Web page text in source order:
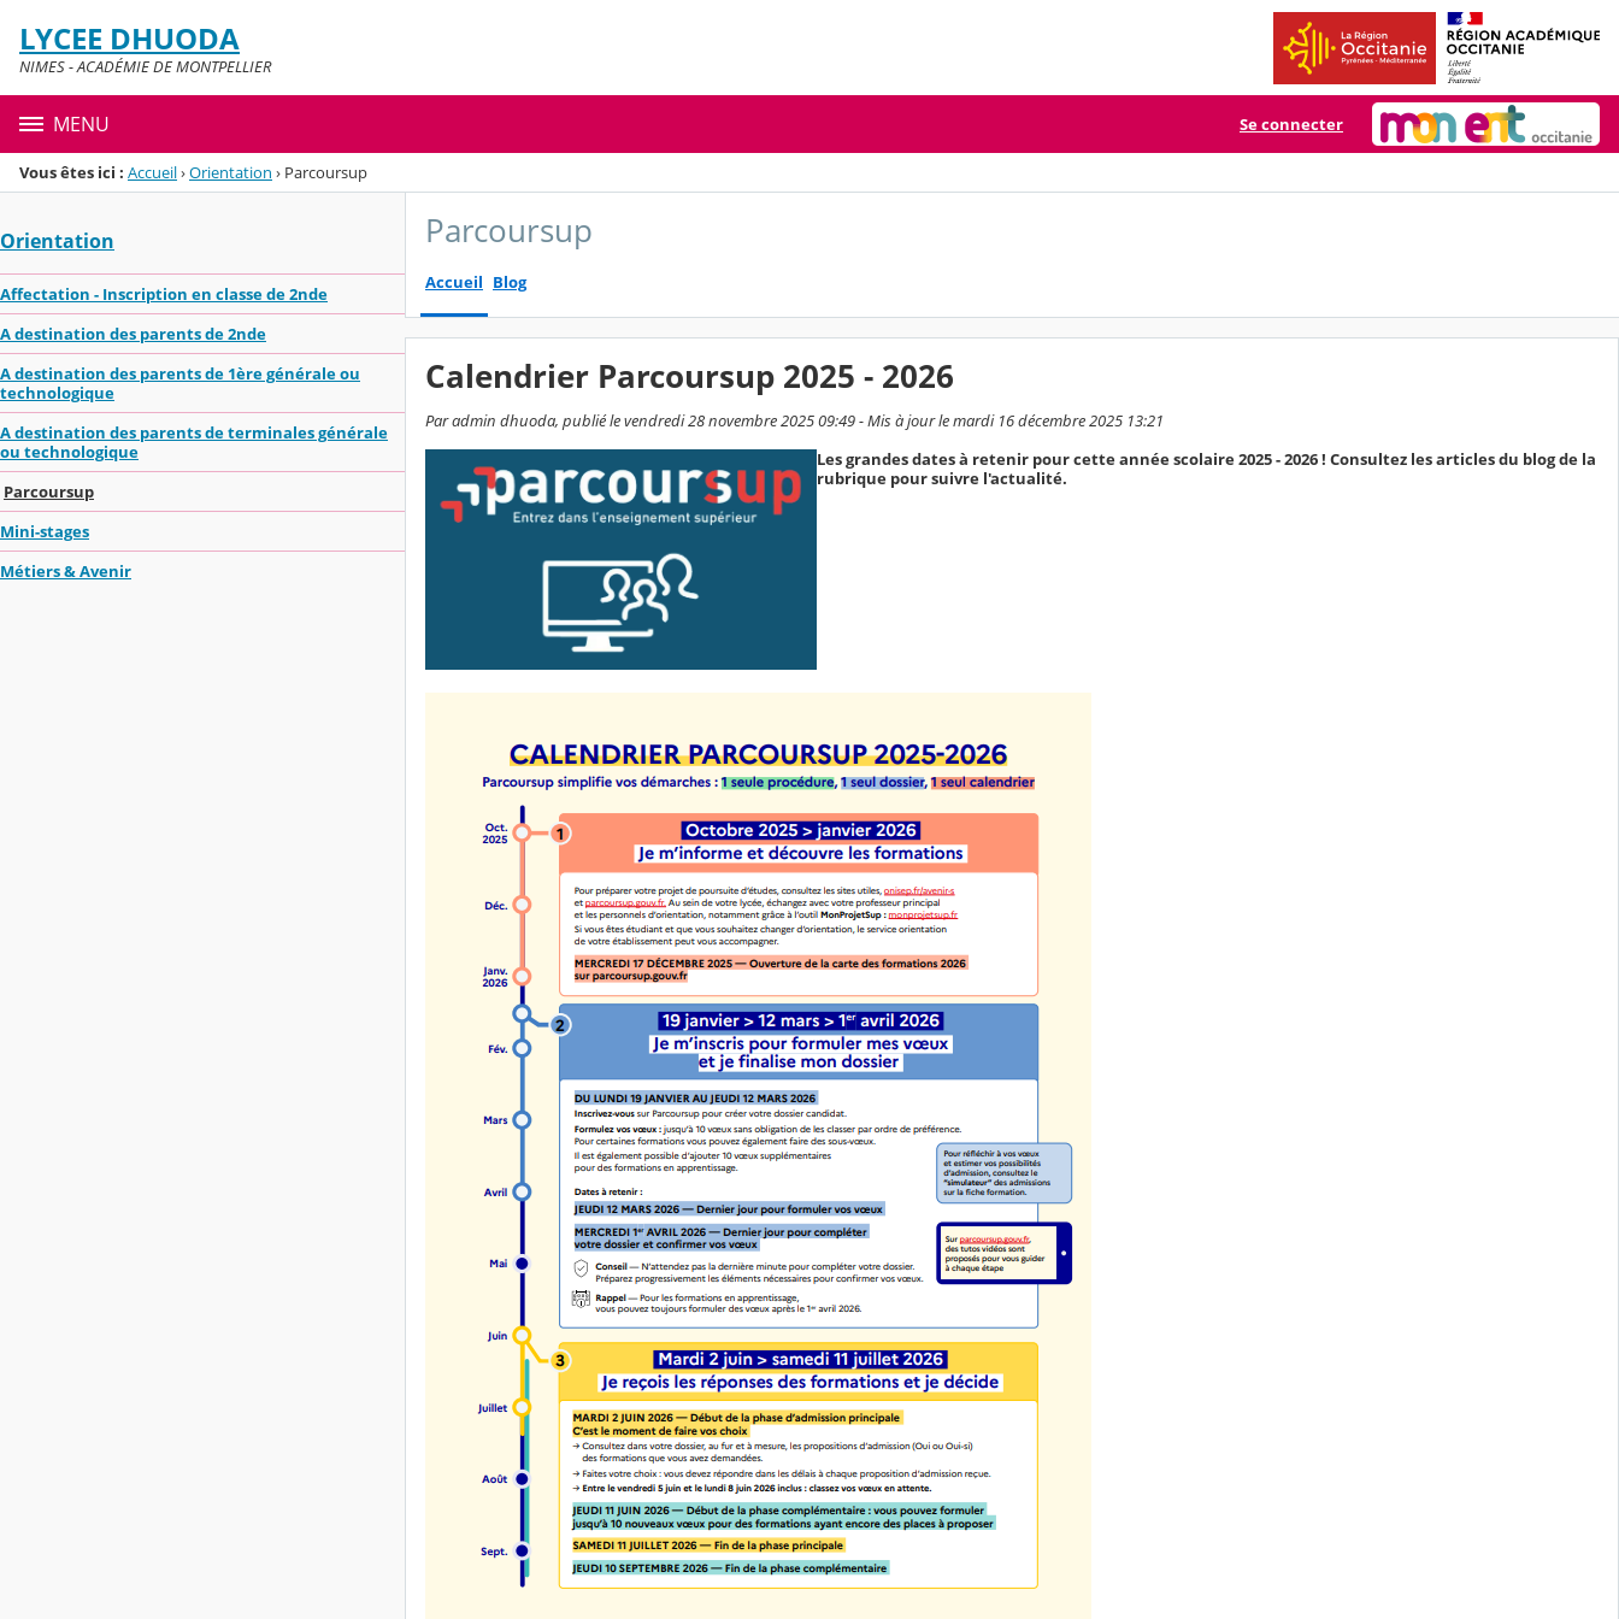
Menu de la rubrique
Contenu
LYCEE DHUODA
NIMES - ACADÉMIE DE MONTPELLIER
MENU Se connecter
Vous êtes ici : Accueil›Orientation › Parcoursup
Orientation
Affectation - Inscription en classe de 2nde
A destination des parents de 2nde
A destination des parents de 1ère générale ou
technologique
A destination des parents de terminales générale
ou technologique
Parcoursup
Mini-stages
Métiers & Avenir
Parcoursup
Accueil Blog
Calendrier Parcoursup 2025 - 2026
Par admin dhuoda, publié le vendredi 28 novembre 2025 09:49 - Mis à jour le mardi 16 décembre 2025 13:21
Les grandes dates à retenir pour cette année scolaire 2025 - 2026 ! Consultez les articles du blog de la
rubrique pour suivre l'actualité.